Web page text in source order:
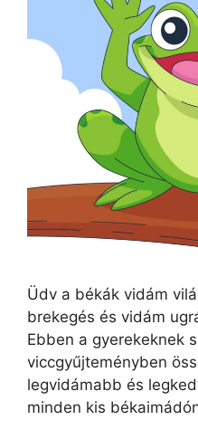
Üdv a békák vidám
brekegés és vidám
Ebben a gyerekeknek
viccgyűjteményben
legvidámabb és
minden kis